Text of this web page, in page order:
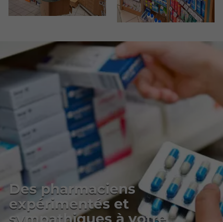
Des pharmaciens
expérimentés et
sympathiques à votre